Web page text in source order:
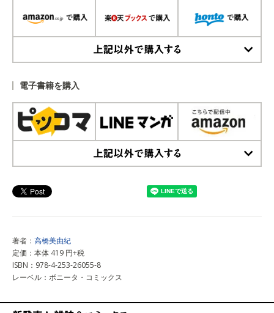
電子書籍を購入
著者： 高橋美由紀
定価：本体 419 円+税
ISBN：978-4-253-26055-8
レーベル：ボニータ・コミックス